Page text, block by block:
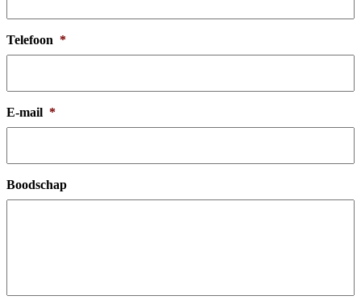
Telefoon *
E-mail *
Boodschap